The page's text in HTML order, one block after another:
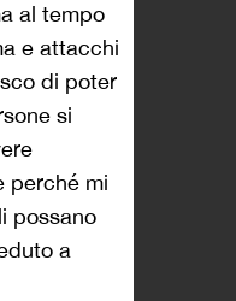
al tempo
e attacchi
di poter
si
perché mi
possano
a